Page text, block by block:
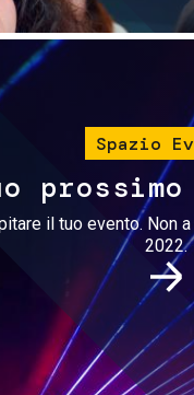
Spazio
il tuo evento. Non
2022.